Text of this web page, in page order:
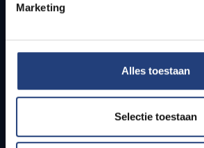
Marketing
Alles toestaan
Selectie toestaan
Students
PhD students
Teachers and secondary